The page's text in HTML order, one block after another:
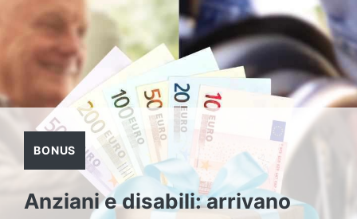
BONUS
Anziani e disabili: arrivano